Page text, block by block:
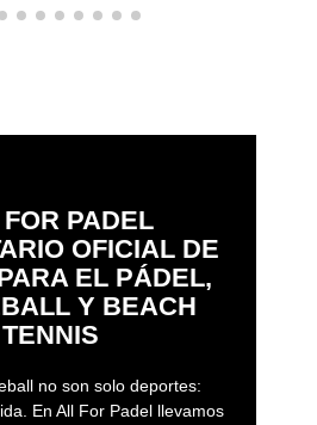
PADEL
OFICIAL DE
EL PÁDEL,
Y BEACH
TENNIS
no son solo deportes:
En All For Padel llevamos